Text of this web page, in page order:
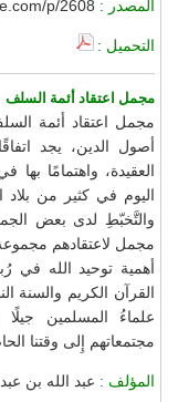
المصدر : p/2608
التحميل :
مجمل اعتقاد أئمة السلف
مجمل اعتقاد أئمة
أصول الدين، يجد
العقيدة، واهتمامًا بها
اليوم في كثير من بلاد
والتَّخبّطِ لدى بعض
مجمل لاعتقادهم
أهمية توحيد الله في
القرآن الكريم والسنة
علماءُ المسلمين
مجتمعاتهم إِلى وقتنا
المؤلف : عبد الله بن